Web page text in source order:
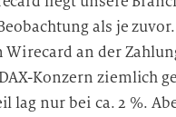
als je
an der
Konzern ziemlich
lag nur bei ca. 2 %.